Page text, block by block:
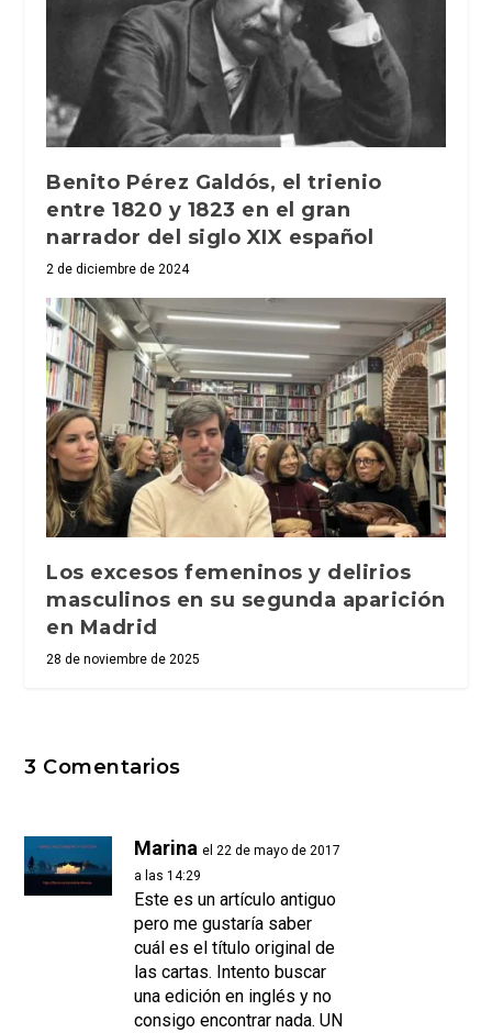
Benito Pérez Galdós, el trienio
entre 1820 y 1823 en el gran
narrador del siglo XIX español
2 de diciembre de 2024
Los excesos femeninos y delirios
masculinos en su segunda aparición
en Madrid
28 de noviembre de 2025
3 Comentarios
Marina el 22 de mayo de 2017
a las 14:29
Este es un artículo antiguo
pero me gustaría saber
cuál es el título original de
las cartas. Intento buscar
una edición en inglés y no
consigo encontrar nada. UN